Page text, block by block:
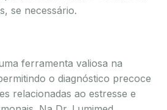
se necessário.
ferramenta valiosa na
o diagnóstico precoce
relacionadas ao estresse e